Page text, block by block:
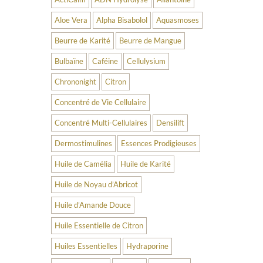
Aloe Vera Alpha Bisabolol Aquasmoses
Beurre de Karité Beurre de Mangue
Bulbaïne Caféine Cellulysium
Chrononight Citron
Concentré de Vie Cellulaire
Concentré Multi-Cellulaires Densilift
Dermostimulines Essences Prodigieuses
Huile de Camélia Huile de Karité
Huile de Noyau d’Abricot
Huile d’Amande Douce
Huile Essentielle de Citron
Huiles Essentielles Hydraporine